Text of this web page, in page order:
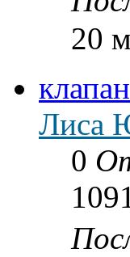
20
Лиса
0